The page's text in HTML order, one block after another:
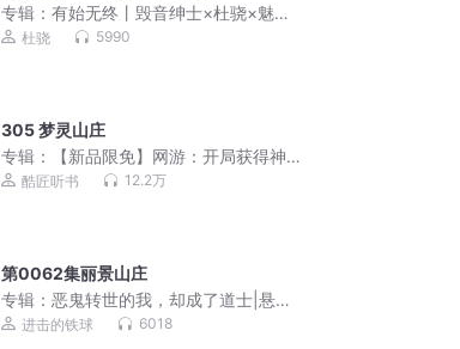
专辑：有始无终丨毁音绅士×杜骁×魅影
之声丨无仪宁死 原著丨三男主BE美学
杜骁 5990
305 梦灵山庄
专辑：
【新品限免】网游：开局获得神
级天赋 | 未来元宇宙
酷匠听书 12.2万
第0062集丽景山庄
专辑：恶鬼转世的我，却成了道士|悬疑
灵异|风水秘术|轻悬疑|民间故事|多人有
进击的铁球 6018